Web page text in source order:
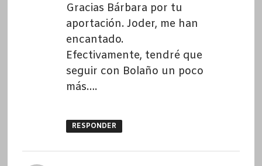
Gracias Bárbara por tu
aportación. Joder, me han
encantado.
Efectivamente, tendré que
seguir con Bolaño un poco
más….
RESPONDER